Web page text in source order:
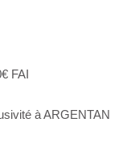
FAI
à ARGENTAN